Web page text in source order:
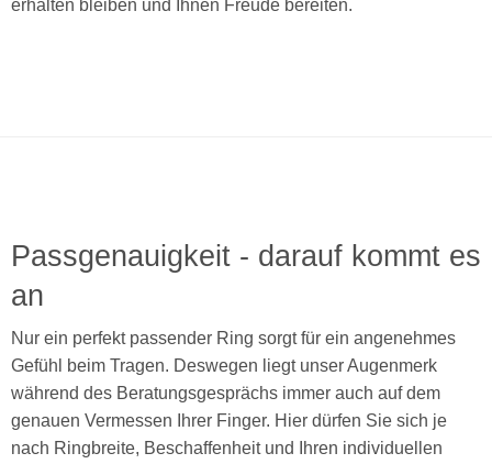
erhalten bleiben und Ihnen Freude bereiten.
Passgenauigkeit - darauf kommt es
an
Nur ein perfekt passender Ring sorgt für ein angenehmes
Gefühl beim Tragen. Deswegen liegt unser Augenmerk
während des Beratungsgesprächs immer auch auf dem
genauen Vermessen Ihrer Finger. Hier dürfen Sie sich je
nach Ringbreite, Beschaffenheit und Ihren individuellen